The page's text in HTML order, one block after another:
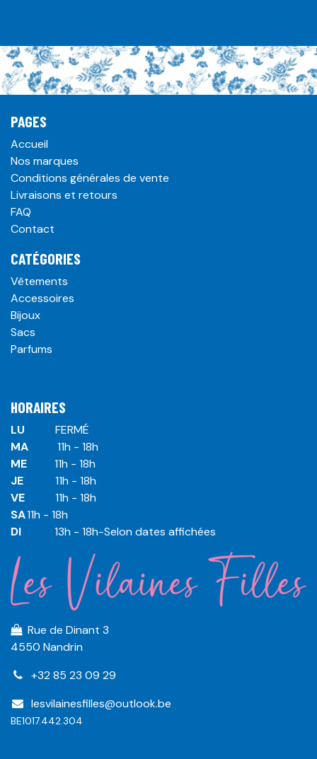
PAGES
Accueil
Nos marques
Conditions générales de vente
Livraisons et retours
FAQ
Contact
CATÉGORIES
Vêtements
Accessoires
Bijoux
Sacs
Parfums
HORAIRES
LU
​ ​FERMÉ
MA
​11h - 18h
ME
​11h - 18h
JE
​​11h - 18h
VE
​​​11h - 18h
SA​​​11h - 18h
DI
​​​ 13h - 18h-Selon dates affichées
Rue de Dinant 3
4550 Nandrin
+32 85 23 09 29
lesvilainesfilles@outlook.be
BE1017.442.304